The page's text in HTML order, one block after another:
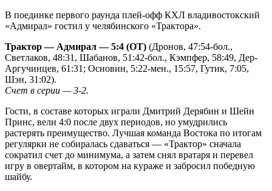
В поединке первого раунда плей-офф КХЛ владивостокский
«Адмирал» гостил у челябинского «Трактора».
Трактор — Адмирал — 5:4 (ОТ) (Дронов, 47:54-бол.,
Светлаков, 48:31, Шабанов, 51:42-бол., Кэмпфер, 58:49, Дер-
Аргучинцев, 61:31; Основин, 5:22-мен., 15:57, Гутик, 7:05,
Шэн, 31:02).
Счет в серии — 3-2.
Гости, в составе которых играли Дмитрий Дерябин и Шейн
Принс, вели 4:0 после двух периодов, но умудрились
растерять преимущество. Лучшая команда Востока по итогам
регулярки не собиралась сдаваться — «Трактор» сначала
сократил счет до минимума, а затем снял вратаря и перевел
игру в овертайм, в котором на кураже и забросил победную
шайбу.